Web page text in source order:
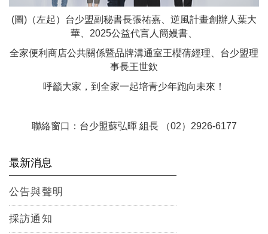
(圖)（左起） 台少盟副秘書長張祐嘉、逆風計畫創辦人葉大
華、2025公益代言人簡嫚書、
全家便利商店公共關係暨品牌溝通室王櫻蒨經理、台少盟理
事長王世欽
呼籲大家，到全家一起培青少年跑向未來！
聯絡窗口：台少盟蘇弘暉 組長 （02）2926-6177
最新消息
公告與聲明
採訪通知